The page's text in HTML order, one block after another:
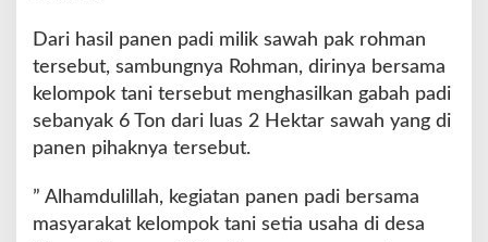
y
a
r
a
t
P
Dari hasil panen padi milik sawah pak rohman
tersebut, sambungnya Rohman, dirinya bersama
kelompok tani tersebut menghasilkan gabah padi
sebanyak 6 Ton dari luas 2 Hektar sawah yang di
panen pihaknya tersebut.
” Alhamdulillah, kegiatan panen padi bersama
masyarakat kelompok tani setia usaha di desa